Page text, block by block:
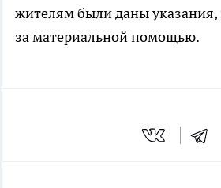
жителям были даны указания,
за материальной помощью.